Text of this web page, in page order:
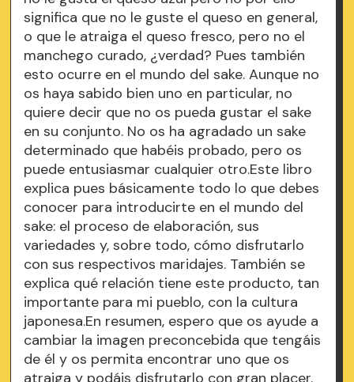
significa que no le guste el queso en general,
o que le atraiga el queso fresco, pero no el
manchego curado, ¿verdad? Pues también
esto ocurre en el mundo del sake. Aunque no
os haya sabido bien uno en particular, no
quiere decir que no os pueda gustar el sake
en su conjunto. No os ha agradado un sake
determinado que habéis probado, pero os
puede entusiasmar cualquier otro.Este libro
explica pues básicamente todo lo que debes
conocer para introducirte en el mundo del
sake: el proceso de elaboración, sus
variedades y, sobre todo, cómo disfrutarlo
con sus respectivos maridajes. También se
explica qué relación tiene este producto, tan
importante para mi pueblo, con la cultura
japonesa.En resumen, espero que os ayude a
cambiar la imagen preconcebida que tengáis
de él y os permita encontrar uno que os
atraiga y podáis disfrutarlo con gran placer.